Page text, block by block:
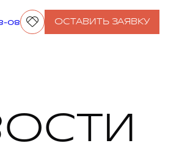
08 ОСТАВИТЬ ЗАЯВКУ